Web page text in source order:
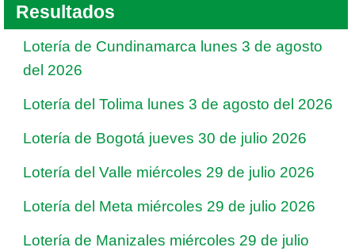
Resultados
Lotería de Cundinamarca lunes 3 de agosto
del 2026
Lotería del Tolima lunes 3 de agosto del 2026
Lotería de Bogotá jueves 30 de julio 2026
Lotería del Valle miércoles 29 de julio 2026
Lotería del Meta miércoles 29 de julio 2026
Lotería de Manizales miércoles 29 de julio